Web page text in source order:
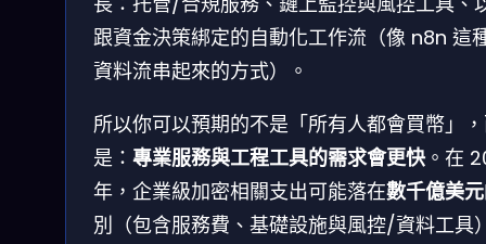
跟資金決策綁定的自動化工作流（像 n8n 這
資料流串起來的方式）。
所以你可以預期的不是「所有人都會買幣」
是： 專業服務與工程工具的需求會更快。在
年，企業級加密相關支出可能落在數千億美元
別（包含服務費、基礎設施與風控/資料工具